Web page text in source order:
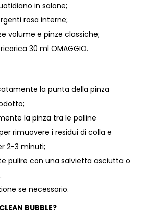
in salone;
rosa interne;
volume e pinze classiche;
30 ml OMAGGIO.
la punta della pinza
la pinza tra le palline
rimuovere i residui di colla e
2-3 minuti;
pulire con una salvietta asciutta o
se necessario.
BUBBLE?